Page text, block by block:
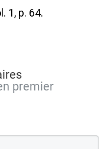
1, p. 64.
premier